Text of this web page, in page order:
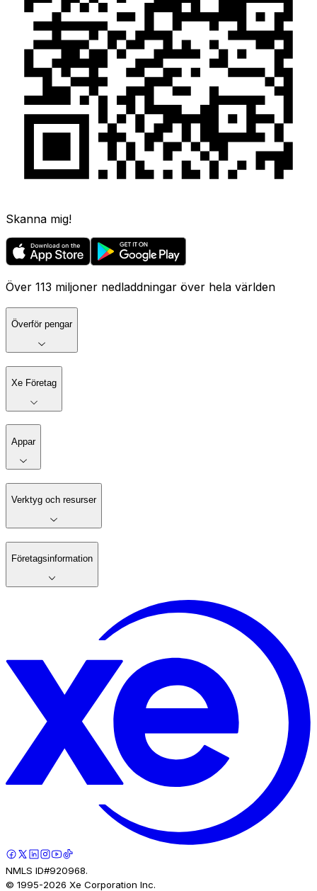
Skanna mig!
Över 113 miljoner nedladdningar över hela världen
Överför pengar
Xe Företag
Appar
Verktyg och resurser
Företagsinformation
NMLS ID#920968.
© 1995-2026 Xe Corporation Inc.